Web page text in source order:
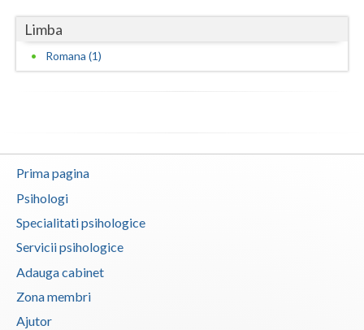
Limba
Romana (1)
Prima pagina
Psihologi
Specialitati psihologice
Servicii psihologice
Adauga cabinet
Zona membri
Ajutor